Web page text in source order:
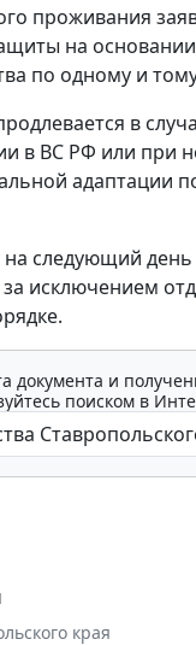
проживания
на
по одному и
в
в ВС РФ или при
адаптации
следующий день
исключением
документа и
поиском в
края